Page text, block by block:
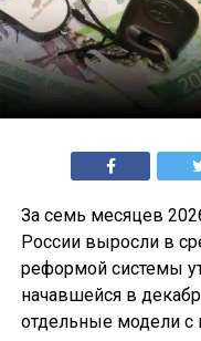
За семь месяцев
России выросли в
реформой системы
начавшейся в
отдельные модели